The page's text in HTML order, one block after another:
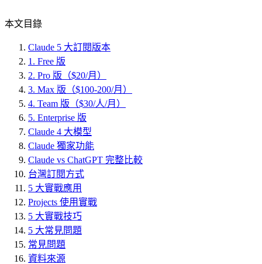
本文目錄
Claude 5 大訂閱版本
1. Free 版
2. Pro 版（$20/月）
3. Max 版（$100-200/月）
4. Team 版（$30/人/月）
5. Enterprise 版
Claude 4 大模型
Claude 獨家功能
Claude vs ChatGPT 完整比較
台灣訂閱方式
5 大實戰應用
Projects 使用實戰
5 大實戰技巧
5 大常見問題
常見問題
資料來源